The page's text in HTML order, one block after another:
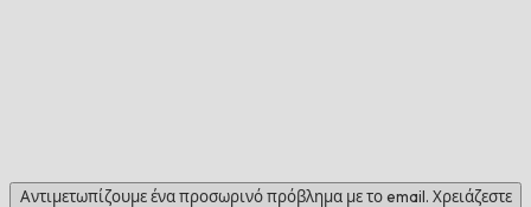
Αντιμετωπίζουμε ένα προσωρινό πρόβλημα με το email. Χρειάζεστε